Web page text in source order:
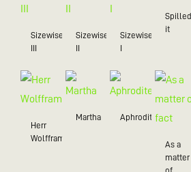
Sizewise
Sizewise
Sizewise
Spilled
it
Herr
Wolffram
Martha Aphrodite
As a
matter